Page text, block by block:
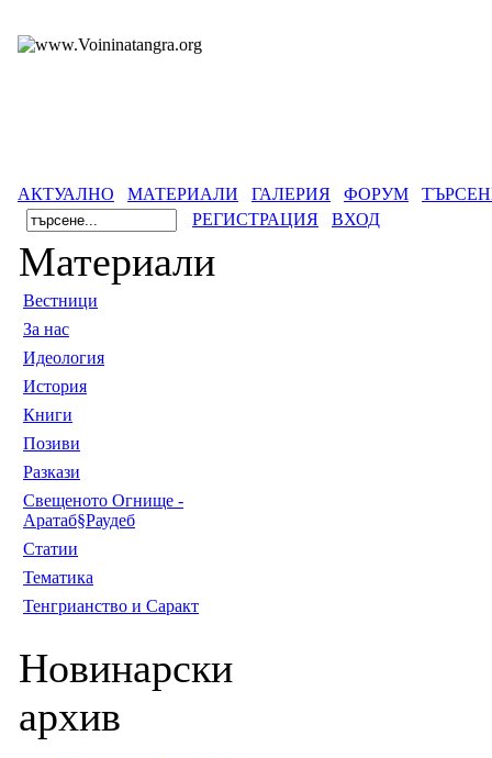
АКТУАЛНО МАТЕРИАЛИ ГАЛЕРИЯ ФОРУМ
РЕГИСТРАЦИЯ
ВХОД
Материали
Вестници
За нас
Идеология
История
Книги
Позиви
Разкази
Свещеното Огнище -
Аратаб§Раудеб
Статии
Тематика
Тенгрианство и Саракт
Новинарски
архив